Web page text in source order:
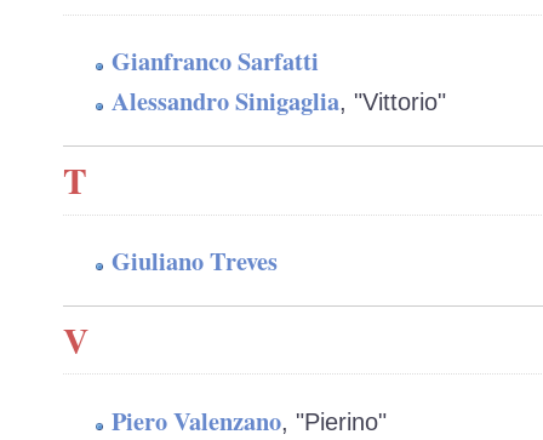
Gianfranco Sarfatti
Alessandro Sinigaglia, "Vittorio"
T
Giuliano Treves
V
Piero Valenzano, "Pierino"